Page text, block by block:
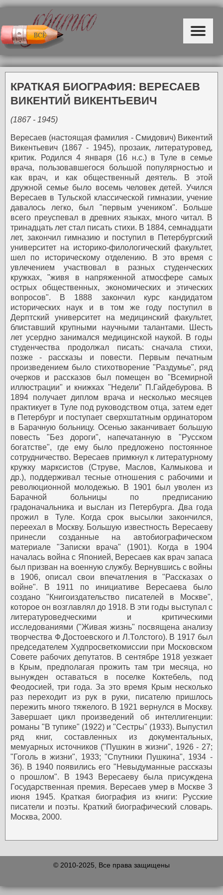
КРАТКАЯ БИОГРАФИЯ: ВЕРЕСАЕВ
ВИКЕНТИЙ ВИКЕНТЬЕВИЧ
(1867 - 1945)
Вересаев (настоящая фамилия - Смидович) Викентий
Викентьевич (1867 - 1945), прозаик, литературовед,
критик. Родился 4 января (16 н.с.) в Туле в семье
врача, пользовавшегося большой популярностью и
как врач, и как общественный деятель. В этой
дружной семье было восемь человек детей. Учился
Вересаев в Тульской классической гимназии, учение
давалось легко, был "первым учеником". Больше
всего преуспевал в древних языках, много читал. В
тринадцать лет стал писать стихи. В 1884, семнадцати
лет, закончил гимназию и поступил в Петербургский
университет на историко-филологический факультет,
шел по историческому отделению. В это время с
увлечением участвовал в разных студенческих
кружках, "живя в напряженной атмосфере самых
острых общественных, экономических и этических
вопросов". В 1888 закончил курс кандидатом
исторических наук и в том же году поступил в
Дерптский университет на медицинский факультет,
блиставший крупными научными талантами. Шесть
лет усердно занимался медицинской наукой. В годы
студенчества продолжал писать: сначала стихи,
позже - рассказы и повести. Первым печатным
произведением было стихотворение "Раздумье", ряд
очерков и рассказов был помещен во "Всемирной
иллюстрации" и книжках "Недели" П.Гайдебурова. В
1894 получает диплом врача и несколько месяцев
практикует в Туле под руководством отца, затем едет
в Петербург и поступает сверхштатным ординатором
в Барачную больницу. Осенью заканчивает большую
повесть "Без дороги", напечатанную в "Русском
богатстве", где ему было предложено постоянное
сотрудничество. Вересаев примкнул к литературному
кружку марксистов (Струве, Маслов, Калмыкова и
др.), поддерживал тесные отношения с рабочими и
революционной молодежью. В 1901 был уволен из
Барачной больницы по предписанию
градоначальника и выслан из Петербурга. Два года
прожил в Туле. Когда срок высылки закончился,
переехал в Москву. Большую известность Вересаеву
принесли созданные на автобиографическом
материале "Записки врача" (1901). Когда в 1904
началась война с Японией, Вересаев как врач запаса
был призван на военную службу. Вернувшись с войны
в 1906, описал свои впечатления в "Рассказах о
войне". В 1911 по инициативе Вересаева было
создано "Книгоиздательство писателей в Москве",
которое он возглавлял до 1918. В эти годы выступал с
литературоведческими и критическими
исследованиями ("Живая жизнь" посвящена анализу
творчества Ф.Достоевского и Л.Толстого). В 1917 был
председателем Худпросветкомиссии при Московском
Совете рабочих депутатов. В сентябре 1918 уезжает
в Крым, предполагая прожить там три месяца, но
вынужден оставаться в поселке Коктебель, под
Феодосией, три года. За это время Крым несколько
раз переходит из рук в руки, писателю пришлось
пережить много тяжелого. В 1921 вернулся в Москву.
Завершает цикл произведений об интеллигенции:
романы "В тупике" (1922) и "Сестры" (1933). Выпустил
ряд книг, составленных из документальных,
мемуарных источников ("Пушкин в жизни", 1926 - 27;
"Гоголь в жизни", 1933; "Спутники Пушкина", 1934 -
36). В 1940 появились его "Невыдуманные рассказы
о прошлом". В 1943 Вересаеву была присуждена
Государственная премия. Вересаев умер в Москве 3
июня 1945. Краткая биография из книги: Русские
писатели и поэты. Краткий биографический словарь.
Москва, 2000.
© 2010-2025, Все права защищены